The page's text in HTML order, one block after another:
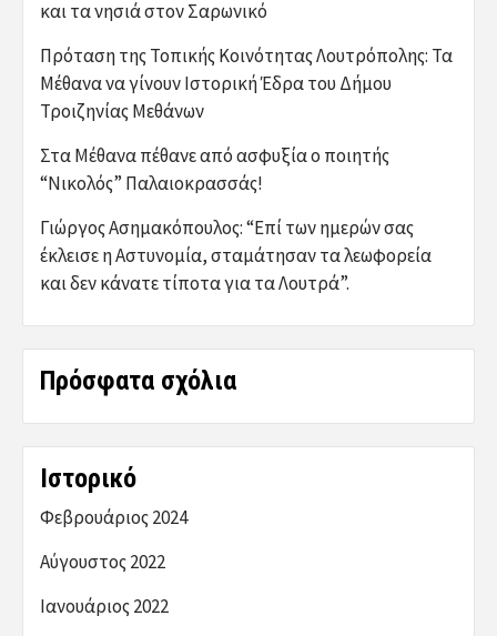
και τα νησιά στον Σαρωνικό
Πρόταση της Τοπικής Κοινότητας Λουτρόπολης: Τα
Μέθανα να γίνουν Ιστορική Έδρα του Δήμου
Τροιζηνίας Μεθάνων
Στα Μέθανα πέθανε από ασφυξία ο ποιητής
“Νικολός” Παλαιοκρασσάς!
Γιώργος Ασημακόπουλος: “Επί των ημερών σας
έκλεισε η Αστυνομία, σταμάτησαν τα λεωφορεία
και δεν κάνατε τίποτα για τα Λουτρά”.
Πρόσφατα σχόλια
Ιστορικό
Φεβρουάριος 2024
Αύγουστος 2022
Ιανουάριος 2022